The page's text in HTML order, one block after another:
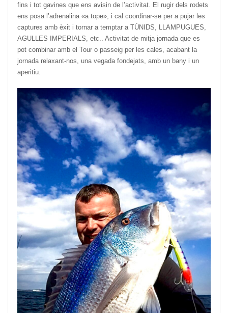
fins i tot gavines que ens avisin de l’activitat. El rugir dels rodets
ens posa l’adrenalina «a tope», i cal coordinar-se per a pujar les
captures amb èxit i tornar a temptar a TÚNIDS, LLAMPUGUES,
AGULLES IMPERIALS, etc.. Activitat de mitja jornada que es
pot combinar amb el Tour o passeig per les cales, acabant la
jornada relaxant-nos, una vegada fondejats, amb un bany i un
aperitiu.